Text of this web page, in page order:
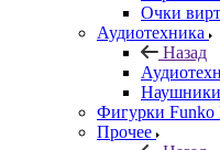
Очки
Аудиотехника
Назад
Наушники
Фигурки Funko
Прочее